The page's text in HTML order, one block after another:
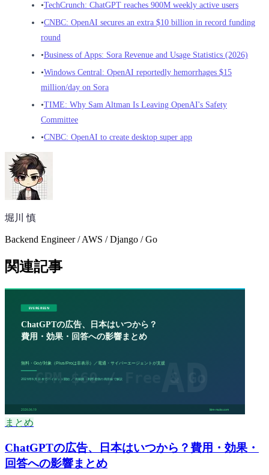
•TechCrunch: ChatGPT reaches 900M weekly active users
•CNBC: OpenAI secures an extra $10 billion in record funding
round
•Business of Apps: Sora Revenue and Usage Statistics (2026)
•Windows Central: OpenAI reportedly hemorrhages $15
million/day on Sora
•TIME: Why Sam Altman Is Leaving OpenAI's Safety
Committee
•CNBC: OpenAI to create desktop super app
堀川 慎
Backend Engineer / AWS / Django / Go
関連記事
まとめ
ChatGPTの広告、日本はいつから？費用・効果・
回答への影響まとめ